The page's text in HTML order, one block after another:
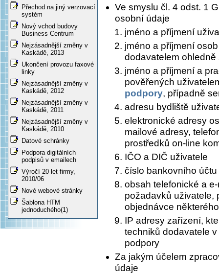
Přechod na jiný verzovací
systém
Nový vchod budovy
Business Centrum
Nejzásadnější změny v
Kaskádě, 2013
Ukončení provozu faxové
linky
Nejzásadnější změny v
Kaskádě, 2012
Nejzásadnější změny v
Kaskádě, 2011
Nejzásadnější změny v
Kaskádě, 2010
Datové schránky
Podpora digitálních
podpisů v emailech
Výročí 20 let firmy,
2010/06
Nové webové stránky
Šablona HTM
jednoduchého(1)
Ve smyslu čl. 4 odst. 1
osobní údaje
jméno a příjmení
jméno a příjmení
dodavatelem
jméno a příjmení a
pověřených
podpory, případně
adresu bydliště
elektronické adresy
mailové adresy,
prostředků on-line
IČO a DIČ uživatele
číslo bankovního
obsah telefonické a
požadavků uživatele,
objednávce
IP adresy zařízení,
techniků dodavatele
podpory
Za jakým účelem
údaje